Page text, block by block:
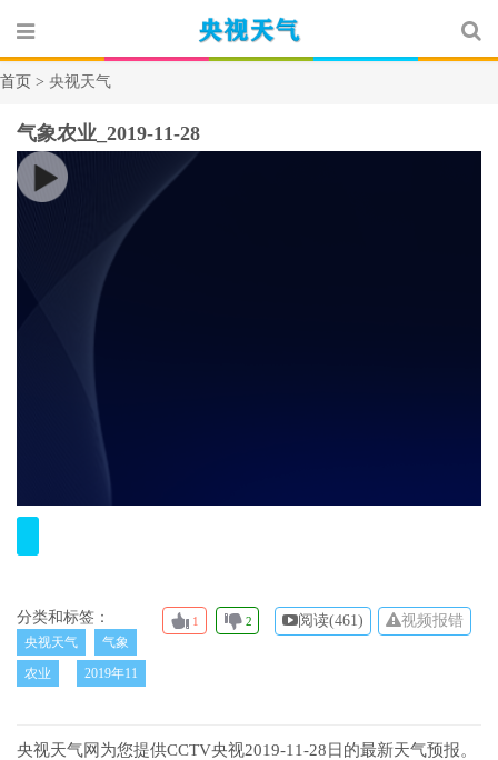
首页 > 央视天气
气象农业_2019-11-28
1 2 阅读(461) 视频报错
分类和标签：
央视天气
气象
农业
2019年11
央视天气网为您提供CCTV央视2019-11-28日的最新天气预报。